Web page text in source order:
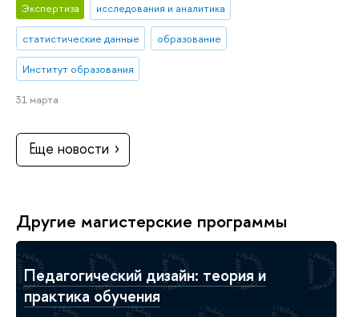
Экспертиза исследования и аналитика
статистические данные образование
Институт образования
31 марта
Еще новости
Другие магистерские программы
Педагогический дизайн: теория и
практика обучения